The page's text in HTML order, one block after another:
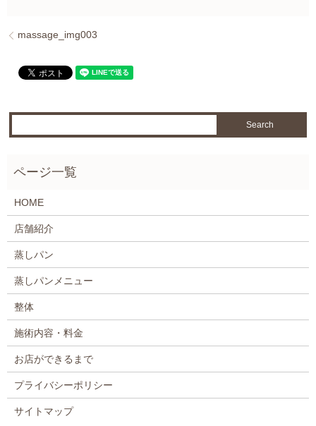
massage_img003
HOME
店舗紹介
蒸しパン
蒸しパンメニュー
整体
施術内容・料金
お店ができるまで
プライバシーポリシー
サイトマップ